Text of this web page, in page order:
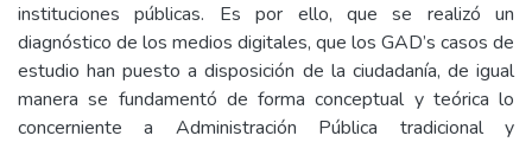
instituciones públicas. Es por ello, que se realizó un
diagnóstico de los medios digitales, que los GAD’s casos de
estudio han puesto a disposición de la ciudadanía, de igual
manera se fundamentó de forma conceptual y teórica lo
concerniente a Administración Pública tradicional y